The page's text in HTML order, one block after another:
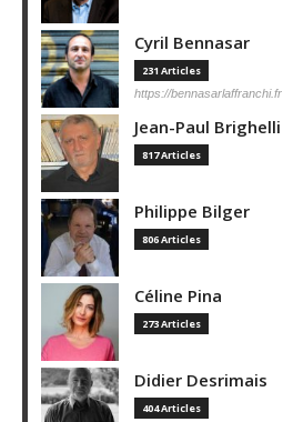
Cyril Bennasar
231 Articles
https://bennasarlaffranchi.fr
Jean-Paul Brighelli
817 Articles
Philippe Bilger
806 Articles
Céline Pina
273 Articles
Didier Desrimais
404 Articles